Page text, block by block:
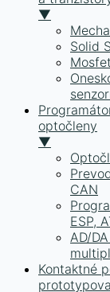
▼
Solid
optočleny
▼
CAN
ESP,
AD/
Kontaktné